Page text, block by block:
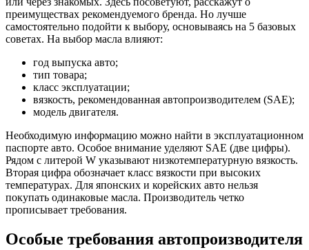
що відповідає вимогам...
Optimal 5W30 C4
преимуществах рекомендуемого бренда. Но лучше
самостоятельно подойти к выбору, основываясь на 5 базовых
советах. На выбор масла влияют:
год выпуска авто;
тип товара;
класс эксплуатации;
вязкость, рекомендованная автопроизводителем (SAE);
модель двигателя.
Необходимую информацию можно найти в эксплуатационном
паспорте авто. Особое внимание уделяют SAE (две цифры).
Рядом с литерой W указывают низкотемпературную вязкость.
Вторая цифра обозначает класс вязкости при высоких
температурах. Для японских и корейских авто нельзя
покупать одинаковые масла. Производитель четко
прописывает требования.
Особые требования автопроизводителя